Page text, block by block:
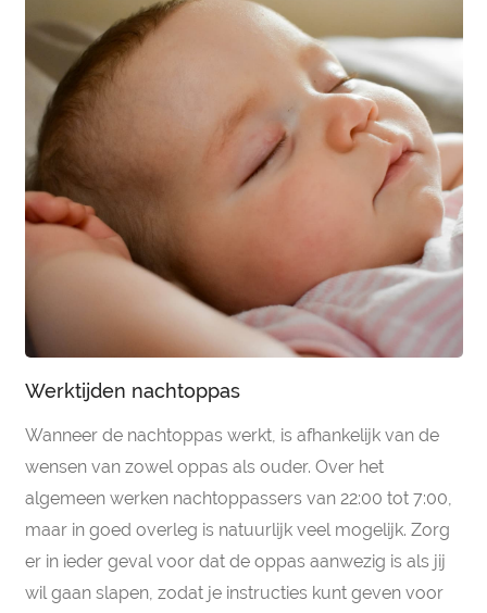
Werktijden nachtoppas
Wanneer de nachtoppas werkt, is afhankelijk van de
wensen van zowel oppas als ouder. Over het
algemeen werken nachtoppassers van 22:00 tot 7:00,
maar in goed overleg is natuurlijk veel mogelijk. Zorg
er in ieder geval voor dat de oppas aanwezig is als jij
wil gaan slapen, zodat je instructies kunt geven voor